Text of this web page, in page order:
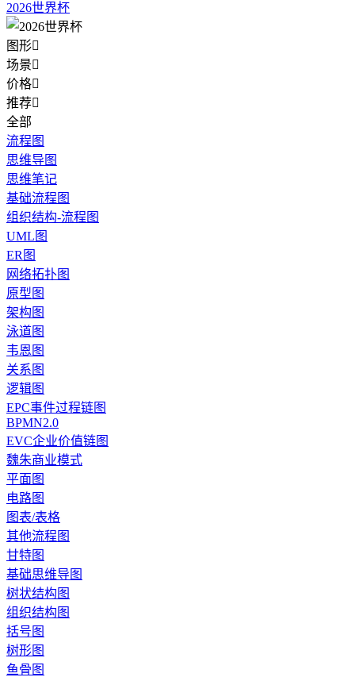
2026世界杯
图形
场景
价格
推荐
全部
流程图
思维导图
思维笔记
基础流程图
组织结构-流程图
UML图
ER图
网络拓扑图
原型图
架构图
泳道图
韦恩图
关系图
逻辑图
EPC事件过程链图
BPMN2.0
EVC企业价值链图
魏朱商业模式
平面图
电路图
图表/表格
其他流程图
甘特图
基础思维导图
树状结构图
组织结构图
括号图
树形图
鱼骨图